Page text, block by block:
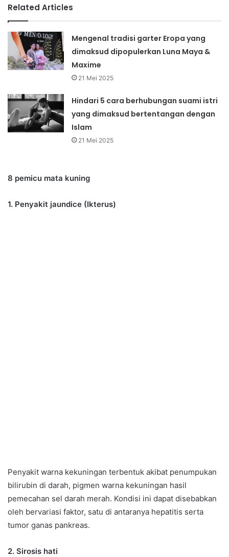
Related Articles
Mengenal tradisi garter Eropa yang
dimaksud dipopulerkan Luna Maya &
Maxime
21 Mei 2025
Hindari 5 cara berhubungan suami istri
yang dimaksud bertentangan dengan
Islam
21 Mei 2025
8 pemicu mata kuning
1. Penyakit jaundice (Ikterus)
Penyakit warna kekuningan terbentuk akibat penumpukan
bilirubin di darah, pigmen warna kekuningan hasil
pemecahan sel darah merah. Kondisi ini dapat disebabkan
oleh bervariasi faktor, satu di antaranya hepatitis serta
tumor ganas pankreas.
2. Sirosis hati